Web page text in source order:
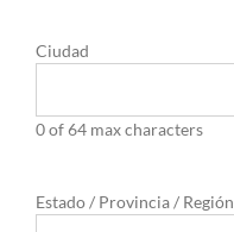
Ciudad
0 of 64 max characters
Estado / Provincia / Región